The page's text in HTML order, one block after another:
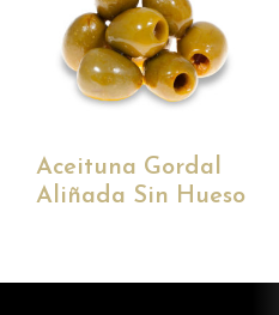
Aceituna Gordal
Aliñada Sin Hueso